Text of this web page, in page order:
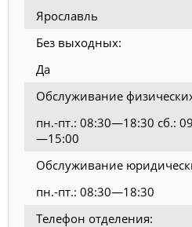
Ярославль
Без выходных:
Да
Обслуживание
пн.-пт.: 08:30—18:30 сб.:
—15:00
Обслуживание
пн.-пт.: 08:30—18:30
Телефон отделения: